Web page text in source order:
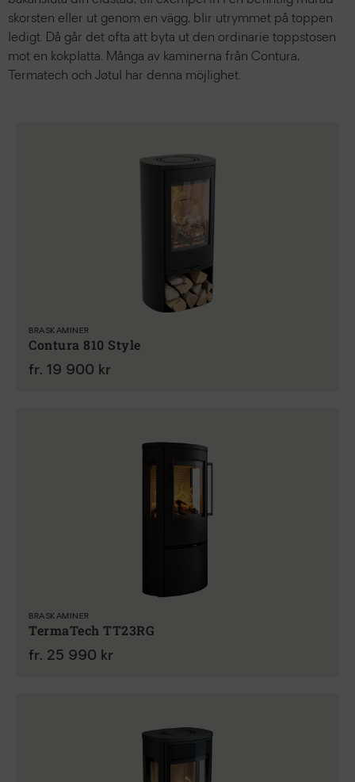
skorsten eller ut genom en vägg, blir utrymmet på toppen
ledigt. Då går det ofta att byta ut den ordinarie toppstosen
mot en kokplatta. Många av kaminerna från Contura,
Termatech och Jøtul har denna möjlighet.
BRASKAMINER
Contura 810 Style
fr. 19 900 kr
BRASKAMINER
TermaTech TT23RG
fr. 25 990 kr